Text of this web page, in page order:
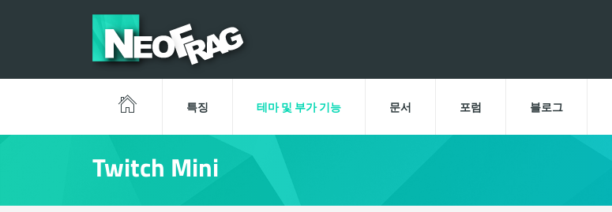
특징 테마 및 부가 기능 문서 포럼 블로그
Twitch Mini